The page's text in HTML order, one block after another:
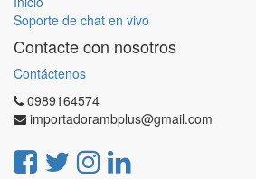
Soporte de chat en vivo
Contacte con nosotros
Contáctenos
0989164574
importadorambplus@gmail.com